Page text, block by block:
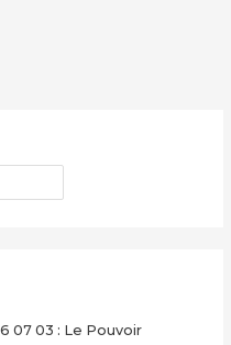
07 03 : Le Pouvoir